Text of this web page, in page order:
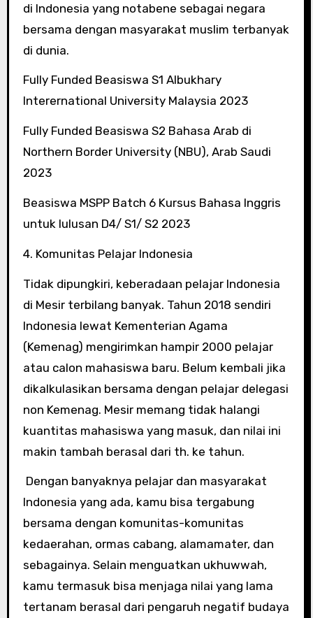
di Indonesia yang notabene sebagai negara
bersama dengan masyarakat muslim terbanyak
di dunia.
Fully Funded Beasiswa S1 Albukhary
Interernational University Malaysia 2023
Fully Funded Beasiswa S2 Bahasa Arab di
Northern Border University (NBU), Arab Saudi
2023
Beasiswa MSPP Batch 6 Kursus Bahasa Inggris
untuk lulusan D4/ S1/ S2 2023
4. Komunitas Pelajar Indonesia
Tidak dipungkiri, keberadaan pelajar Indonesia
di Mesir terbilang banyak. Tahun 2018 sendiri
Indonesia lewat Kementerian Agama
(Kemenag) mengirimkan hampir 2000 pelajar
atau calon mahasiswa baru. Belum kembali jika
dikalkulasikan bersama dengan pelajar delegasi
non Kemenag. Mesir memang tidak halangi
kuantitas mahasiswa yang masuk, dan nilai ini
makin tambah berasal dari th. ke tahun.
Dengan banyaknya pelajar dan masyarakat
Indonesia yang ada, kamu bisa tergabung
bersama dengan komunitas-komunitas
kedaerahan, ormas cabang, alamamater, dan
sebagainya. Selain menguatkan ukhuwwah,
kamu termasuk bisa menjaga nilai yang lama
tertanam berasal dari pengaruh negatif budaya